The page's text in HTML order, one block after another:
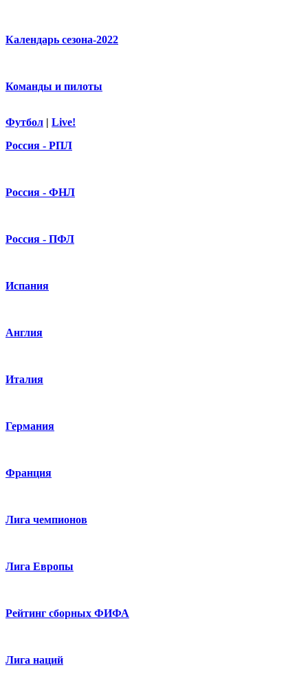
Календарь сезона-2022
Команды и пилоты
Футбол | Live!
Россия - РПЛ
Россия - ФНЛ
Россия - ПФЛ
Испания
Англия
Италия
Германия
Франция
Лига чемпионов
Лига Европы
Рейтинг сборных ФИФА
Лига наций